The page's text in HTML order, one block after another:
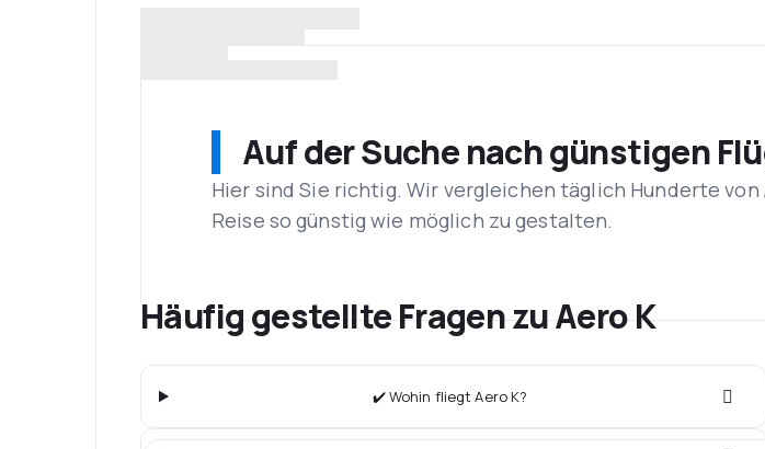
Auf der Suche nach günstigen
Hier sind Sie richtig. Wir vergleichen täglich Hunderte von
Reise so günstig wie möglich zu gestalten.
Häufig gestellte Fragen zu Aero K
✔️ Wohin fliegt Aero K?